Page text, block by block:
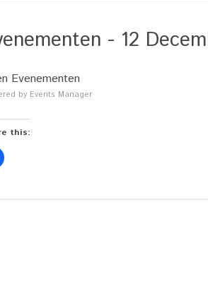
- 12
Evenementen
by Events Manager
this: